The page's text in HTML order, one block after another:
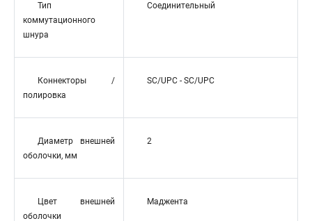
Тип
коммутационного
шнура
Соединительный
Коннекторы /
полировка
SC/UPC - SC/UPC
Диаметр внешней
оболочки, мм
2
Цвет внешней
оболочки
Маджента